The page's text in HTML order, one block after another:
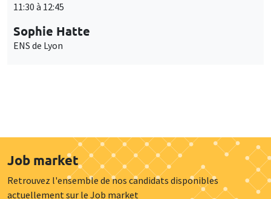
11:30 à 12:45
Sophie Hatte
ENS de Lyon
Job market
Retrouvez l'ensemble de nos candidats disponibles
actuellement sur le Job market